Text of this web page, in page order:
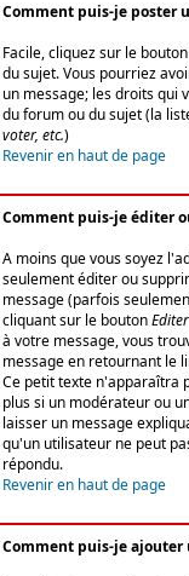
Comment puis-je poster
Facile, cliquez sur le
du sujet. Vous pourriez
un message; les droits qui
du forum ou du sujet (la
voter, etc.)
Revenir en haut de page
Comment puis-je éditer
A moins que vous soyez
seulement éditer ou
message (parfois
cliquant sur le boutonEditer
à votre message, vous
message en retournant le
Ce petit texte n'apparaîtra
plus si un modérateur ou
laisser un message
qu'un utilisateur ne peut
répondu.
Revenir en haut de page
Comment puis-je ajouter